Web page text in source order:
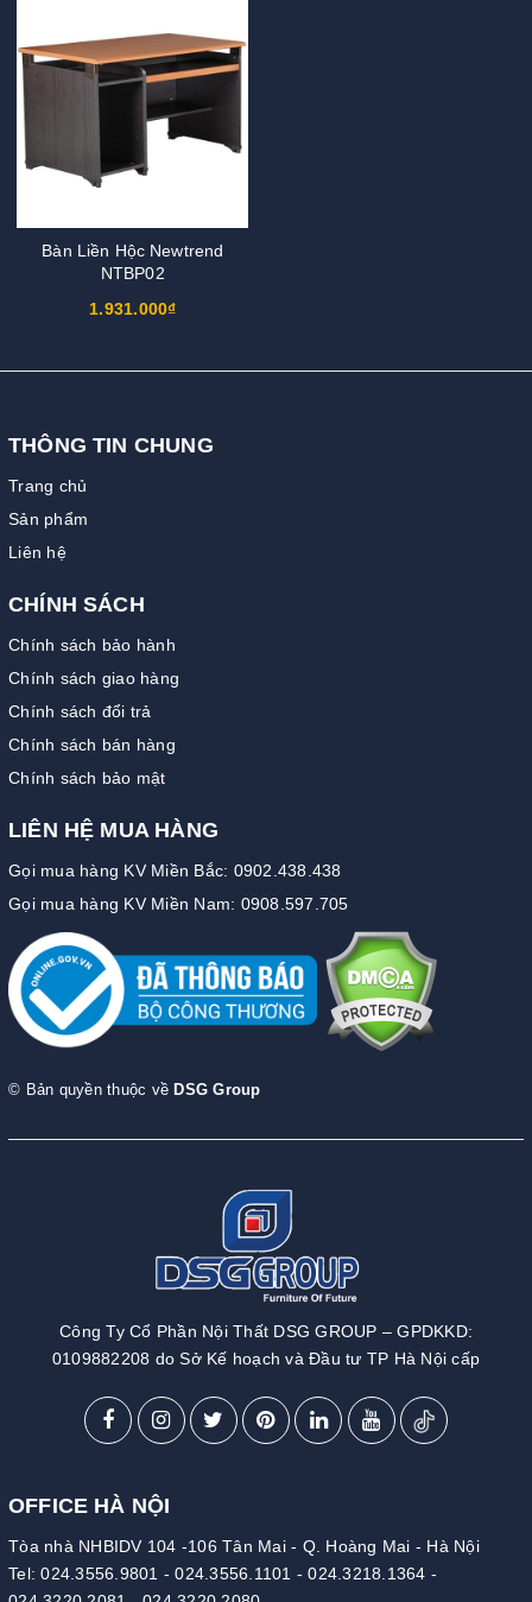
Bàn Liền Hộc Newtrend
NTBP02
1.931.000₫
THÔNG TIN CHUNG
Trang chủ
Sản phẩm
Liên hệ
CHÍNH SÁCH
Chính sách bảo hành
Chính sách giao hàng
Chính sách đổi trả
Chính sách bán hàng
Chính sách bảo mật
LIÊN HỆ MUA HÀNG
Gọi mua hàng KV Miền Bắc: 0902.438.438
Gọi mua hàng KV Miền Nam: 0908.597.705
© Bản quyền thuộc về DSG Group
Công Ty Cổ Phần Nội Thất DSG GROUP – GPDKKD:
0109882208 do Sở Kế hoạch và Đầu tư TP Hà Nội cấp
OFFICE HÀ NỘI
Tòa nhà NHBIDV 104 -106 Tân Mai - Q. Hoàng Mai - Hà Nội
Tel:024.3556.9801 -024.3556.1101 -024.3218.1364 -